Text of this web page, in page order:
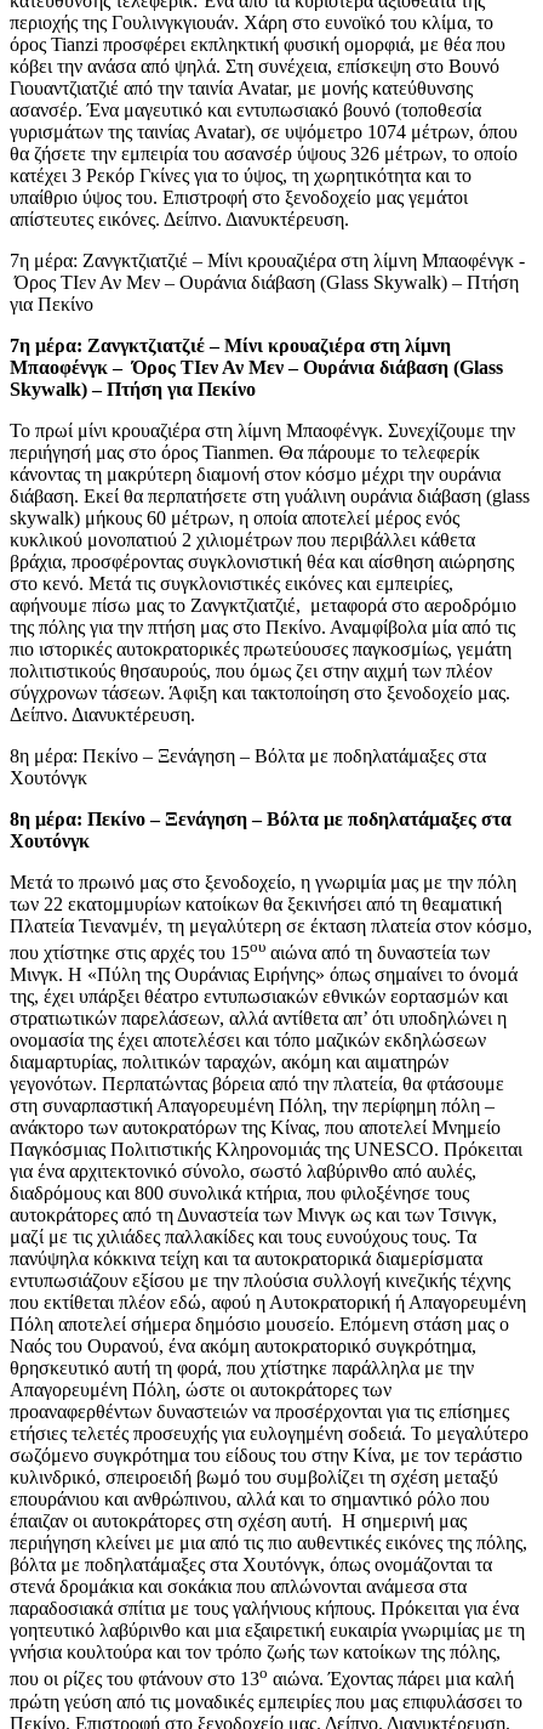
περιοχής της Γουλινγκγιουάν. Χάρη στο ευνοϊκό του κλίμα, το
όρος Tianzi προσφέρει εκπληκτική φυσική ομορφιά, με θέα που
κόβει την ανάσα από ψηλά. Στη συνέχεια, επίσκεψη στο Βουνό
Γιουαντζιατζιέ από την ταινία Avatar, με μονής κατεύθυνσης
ασανσέρ. Ένα μαγευτικό και εντυπωσιακό βουνό (τοποθεσία
γυρισμάτων της ταινίας Avatar), σε υψόμετρο 1074 μέτρων, όπου
θα ζήσετε την εμπειρία του ασανσέρ ύψους 326 μέτρων, το οποίο
κατέχει 3 Ρεκόρ Γκίνες για το ύψος, τη χωρητικότητα και το
υπαίθριο ύψος του. Επιστροφή στο ξενοδοχείο μας γεμάτοι
απίστευτες εικόνες. Δείπνο. Διανυκτέρευση.
7η μέρα: Ζανγκτζιατζιέ – Μίνι κρουαζιέρα στη λίμνη Μπαοφένγκ -
Όρος ΤΙεν Αν Μεν – Ουράνια διάβαση (Glass Skywalk) – Πτήση
για Πεκίνο
7η μέρα: Ζανγκτζιατζιέ – Μίνι κρουαζιέρα στη λίμνη
Μπαοφένγκ – Όρος ΤΙεν Αν Μεν – Ουράνια διάβαση (Glass
Skywalk) – Πτήση για Πεκίνο
Το πρωί μίνι κρουαζιέρα στη λίμνη Μπαοφένγκ. Συνεχίζουμε την
περιήγησή μας στο όρος Tianmen. Θα πάρουμε το τελεφερίκ
κάνοντας τη μακρύτερη διαμονή στον κόσμο μέχρι την ουράνια
διάβαση. Εκεί θα περπατήσετε στη γυάλινη ουράνια διάβαση (glass
skywalk) μήκους 60 μέτρων, η οποία αποτελεί μέρος ενός
κυκλικού μονοπατιού 2 χιλιομέτρων που περιβάλλει κάθετα
βράχια, προσφέροντας συγκλονιστική θέα και αίσθηση αιώρησης
στο κενό. Μετά τις συγκλονιστικές εικόνες και εμπειρίες,
αφήνουμε πίσω μας το Ζανγκτζιατζιέ, μεταφορά στο αεροδρόμιο
της πόλης για την πτήση μας στο Πεκίνο. Αναμφίβολα μία από τις
πιο ιστορικές αυτοκρατορικές πρωτεύουσες παγκοσμίως, γεμάτη
πολιτιστικούς θησαυρούς, που όμως ζει στην αιχμή των πλέον
σύγχρονων τάσεων. Άφιξη και τακτοποίηση στο ξενοδοχείο μας.
Δείπνο. Διανυκτέρευση.
8η μέρα: Πεκίνο – Ξενάγηση – Βόλτα με ποδηλατάμαξες στα
Χουτόνγκ
8η μέρα: Πεκίνο – Ξενάγηση – Βόλτα με ποδηλατάμαξες στα
Χουτόνγκ
Μετά το πρωινό μας στο ξενοδοχείο, η γνωριμία μας με την πόλη
των 22 εκατομμυρίων κατοίκων θα ξεκινήσει από τη θεαματική
Πλατεία Τιενανμέν, τη μεγαλύτερη σε έκταση πλατεία στον κόσμο,
που χτίστηκε στις αρχές του 15ου αιώνα από τη δυναστεία των
Μινγκ. Η «Πύλη της Ουράνιας Ειρήνης» όπως σημαίνει το όνομά
της, έχει υπάρξει θέατρο εντυπωσιακών εθνικών εορτασμών και
στρατιωτικών παρελάσεων, αλλά αντίθετα απ’ ότι υποδηλώνει η
ονομασία της έχει αποτελέσει και τόπο μαζικών εκδηλώσεων
διαμαρτυρίας, πολιτικών ταραχών, ακόμη και αιματηρών
γεγονότων. Περπατώντας βόρεια από την πλατεία, θα φτάσουμε
στη συναρπαστική Απαγορευμένη Πόλη, την περίφημη πόλη –
ανάκτορο των αυτοκρατόρων της Κίνας, που αποτελεί Mνημείο
Παγκόσμιας Πολιτιστικής Κληρονομιάς της UNESCO. Πρόκειται
για ένα αρχιτεκτονικό σύνολο, σωστό λαβύρινθο από αυλές,
διαδρόμους και 800 συνολικά κτήρια, που φιλοξένησε τους
αυτοκράτορες από τη Δυναστεία των Μινγκ ως και των Τσινγκ,
μαζί με τις χιλιάδες παλλακίδες και τους ευνούχους τους. Τα
πανύψηλα κόκκινα τείχη και τα αυτοκρατορικά διαμερίσματα
εντυπωσιάζουν εξίσου με την πλούσια συλλογή κινεζικής τέχνης
που εκτίθεται πλέον εδώ, αφού η Αυτοκρατορική ή Απαγορευμένη
Πόλη αποτελεί σήμερα δημόσιο μουσείο. Επόμενη στάση μας ο
Ναός του Ουρανού, ένα ακόμη αυτοκρατορικό συγκρότημα,
θρησκευτικό αυτή τη φορά, που χτίστηκε παράλληλα με την
Απαγορευμένη Πόλη, ώστε οι αυτοκράτορες των
προαναφερθέντων δυναστειών να προσέρχονται για τις επίσημες
ετήσιες τελετές προσευχής για ευλογημένη σοδειά. Το μεγαλύτερο
σωζόμενο συγκρότημα του είδους του στην Κίνα, με τον τεράστιο
κυλινδρικό, σπειροειδή βωμό του συμβολίζει τη σχέση μεταξύ
επουράνιου και ανθρώπινου, αλλά και το σημαντικό ρόλο που
έπαιζαν οι αυτοκράτορες στη σχέση αυτή. Η σημερινή μας
περιήγηση κλείνει με μια από τις πιο αυθεντικές εικόνες της πόλης,
βόλτα με ποδηλατάμαξες στα Χουτόνγκ, όπως ονομάζονται τα
στενά δρομάκια και σοκάκια που απλώνονται ανάμεσα στα
παραδοσιακά σπίτια με τους γαλήνιους κήπους. Πρόκειται για ένα
γοητευτικό λαβύρινθο και μια εξαιρετική ευκαιρία γνωριμίας με τη
γνήσια κουλτούρα και τον τρόπο ζωής των κατοίκων της πόλης,
που οι ρίζες του φτάνουν στο 13ο αιώνα. Έχοντας πάρει μια καλή
πρώτη γεύση από τις μοναδικές εμπειρίες που μας επιφυλάσσει το
Πεκίνο. Επιστροφή στο ξενοδοχείο μας. Δείπνο. Διανυκτέρευση.